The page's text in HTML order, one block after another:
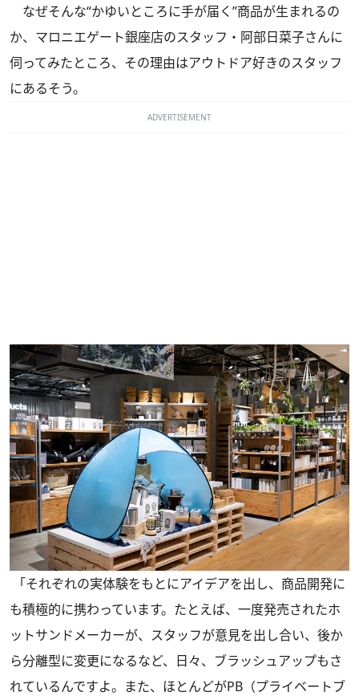
なぜそんな“かゆいところに手が届く”商品が生まれるの
か、マロニエゲート銀座店のスタッフ・阿部日菜子さんに
伺ってみたところ、その理由はアウトドア好きのスタッフ
にあるそう。
ADVERTISEMENT
「それぞれの実体験をもとにアイデアを出し、商品開発に
も積極的に携わっています。たとえば、一度発売されたホ
ットサンドメーカーが、スタッフが意見を出し合い、後か
ら分離型に変更になるなど、日々、ブラッシュアップもさ
れているんですよ。また、ほとんどがPB（プライベートブ